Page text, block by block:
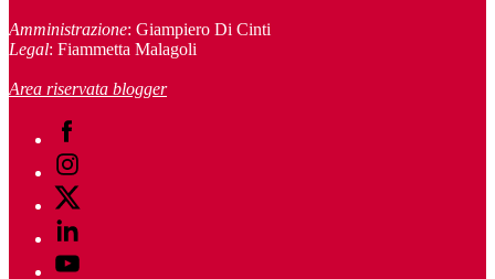
Amministrazione: Giampiero Di Cinti
Legal: Fiammetta Malagoli
Area riservata blogger
Facebook
Instagram
Twitter
Linkedin
Youtube